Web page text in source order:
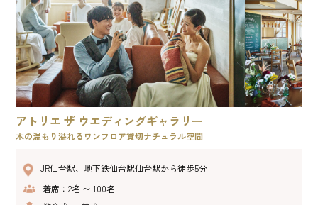
アトリエ ザ ウエディングギャラリー
木の温もり溢れるワンフロア貸切ナチュラル空間
JR仙台駅、地下鉄仙台駅仙台駅から徒歩5分
着席：2名 〜 100名